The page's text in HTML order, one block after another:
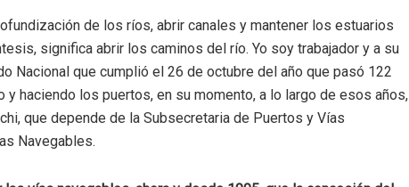
de los ríos, abrir canales y mantener los estuarios
significa abrir los caminos del río. Yo soy trabajador y a su
Nacional que cumplió el 26 de octubre del año que pasó 122
haciendo los puertos, en su momento, a lo largo de esos años,
que depende de la Subsecretaria de Puertos y Vías
Navegables.